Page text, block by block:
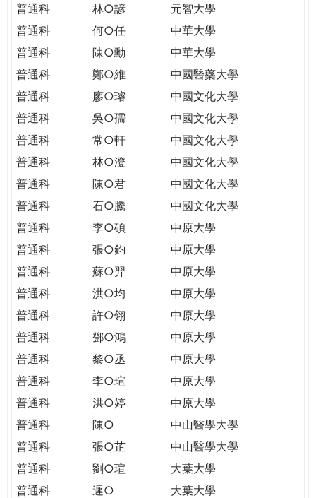
普通科
林○諺
元智大學
普通科
何○任
中華大學
普通科
陳○勳
中華大學
普通科
鄭○維
中國醫藥大學
普通科
廖○璿
中國文化大學
普通科
吳○孺
中國文化大學
普通科
常○軒
中國文化大學
普通科
林○澄
中國文化大學
普通科
陳○君
中國文化大學
普通科
石○騰
中國文化大學
普通科
李○碩
中原大學
普通科
張○鈞
中原大學
普通科
蘇○羿
中原大學
普通科
洪○均
中原大學
普通科
許○翎
中原大學
普通科
鄧○鴻
中原大學
普通科
黎○丞
中原大學
普通科
李○瑄
中原大學
普通科
洪○婷
中原大學
普通科
陳○
中山醫學大學
普通科
張○芷
中山醫學大學
普通科
劉○瑄
大葉大學
普通科
遲○
大葉大學